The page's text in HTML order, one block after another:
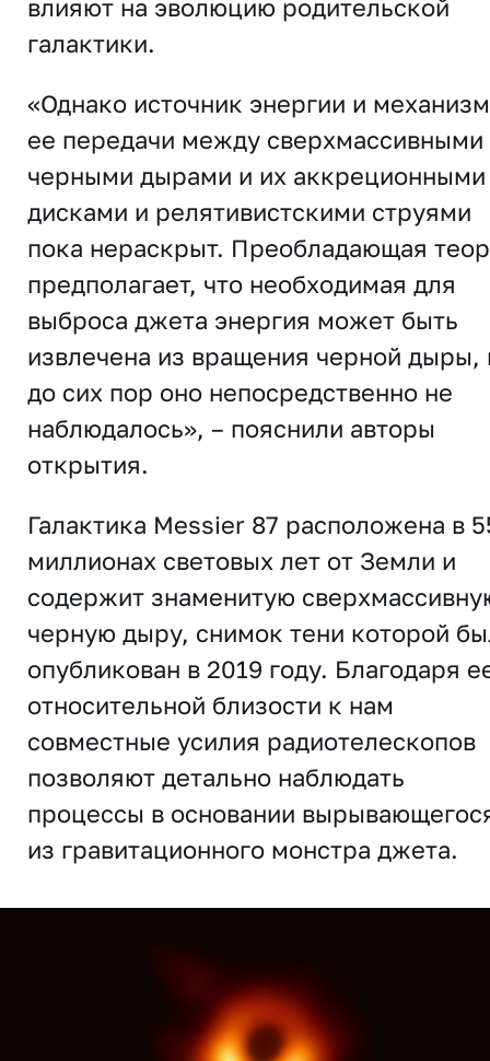
влияют на эволюцию родительской
галактики.
«Однако источник энергии и механизм
ее передачи между сверхмассивными
черными дырами и их аккреционными
дисками и релятивистскими струями
пока нераскрыт. Преобладающая
предполагает, что необходимая для
выброса джета энергия может быть
извлечена из вращения черной дыры,
до сих пор оно непосредственно не
наблюдалось», – пояснили авторы
открытия.
Галактика Messier 87 расположена в
миллионах световых лет от Земли и
содержит знаменитую
черную дыру, снимок тени которой
опубликован в 2019 году. Благодаря
относительной близости к нам
совместные усилия радиотелескопов
позволяют детально наблюдать
процессы в основании
из гравитационного монстра джета.